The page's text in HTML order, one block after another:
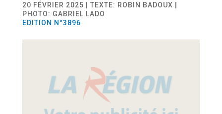
20 FÉVRIER 2025 | TEXTE: ROBIN BADOUX |
PHOTO: GABRIEL LADO
EDITION N°3896